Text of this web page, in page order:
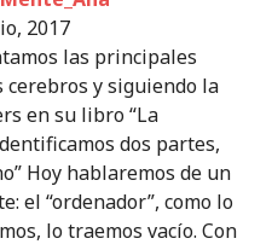
2017
las principales
y siguiendo la
en su libro “La
dos partes,
Hoy hablaremos de un
el “ordenador”, como lo
lo traemos vacío. Con